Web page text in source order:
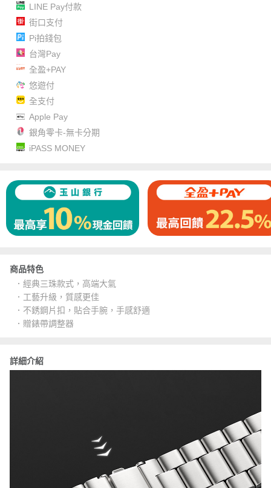
LINE Pay付款
街口支付
Pi拍錢包
台灣Pay
全盈+PAY
悠遊付
全支付
Apple Pay
銀角零卡-無卡分期
iPASS MONEY
商品特色
．經典三珠款式，高端大氣
．工藝升級，質感更佳
．不銹鋼片扣，貼合手腕，手感舒適
．贈錶帶調整器
詳細介紹